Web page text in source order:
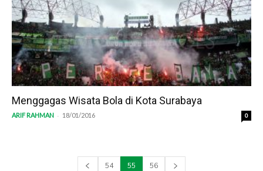
Menggagas Wisata Bola di Kota Surabaya
ARIF RAHMAN - 18/01/2016 0
54 55 56